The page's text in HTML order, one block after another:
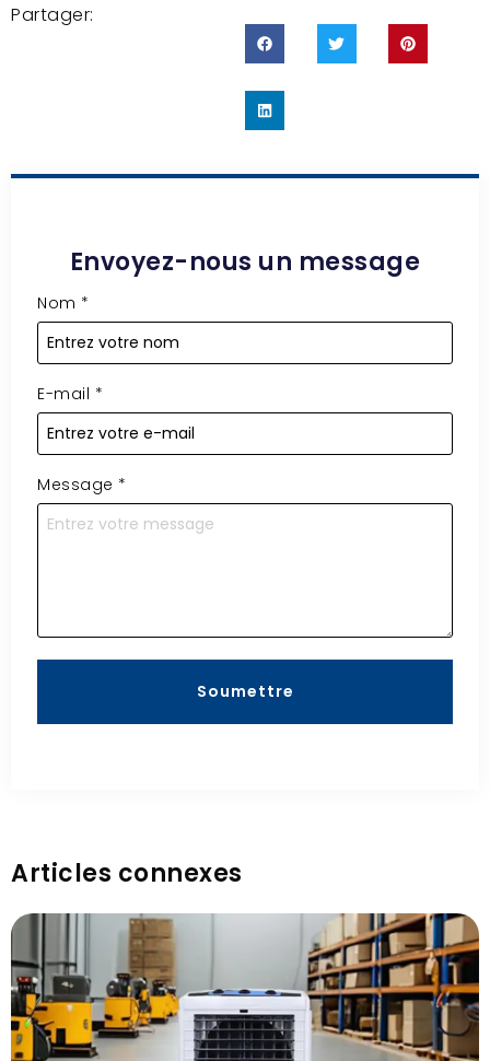
Partager:
Envoyez-nous un message
Nom *
E-mail *
Message *
Soumettre
Articles connexes